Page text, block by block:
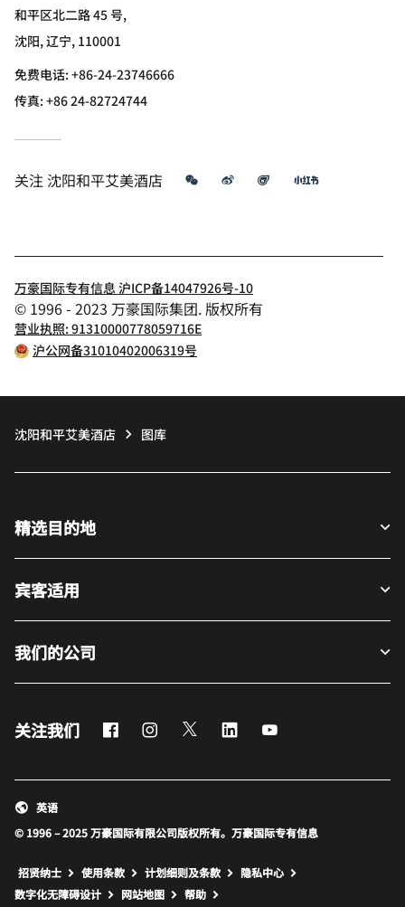
和平区北二路 45 号,
沈阳, 辽宁, 110001
免费电话:+86-24-23746666
传真:+86 24-82724744
关注 沈阳和平艾美酒店 微信 微博 飞猪 小红书
万豪国际专有信息 沪ICP备14047926号-10
© 1996 - 2023 万豪国际集团. 版权所有
营业执照: 91310000778059716E
沪公网备31010402006319号
沈阳和平艾美酒店 图库
精选目的地
宾客适用
我们的公司
关注我们 FacebookInstagram
Twitter LinkedIn
© 1996 – 2025 万豪国际有限公司版权所有。万豪国际专有信息
英语
招贤纳士 使用条款 计划细则及条款
隐私中心
数字化无障碍设计
网站地图 打开新窗口
帮助